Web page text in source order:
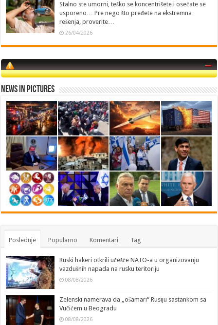
Stalno ste umorni, teško se koncentrišete i osećate se
usporeno… Pre nego što pređete na ekstremna
rešenja, proverite…
26/04/2026
News in Pictures
Poslednje Popularno Komentari Tag
Ruski hakeri otkrili učešće NATO-a u organizovanju
vazdušnih napada na rusku teritoriju
08/08/2026
Zelenski namerava da „ošamari“ Rusiju sastankom sa
Vučićem u Beogradu
08/08/2026